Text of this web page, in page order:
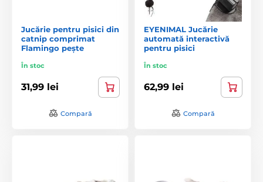
Jucărie pentru pisici din
catnip comprimat
Flamingo pește
În stoc
31,99 lei
Compară
EYENIMAL Jucărie
automată interactivă
pentru pisici
În stoc
62,99 lei
Compară